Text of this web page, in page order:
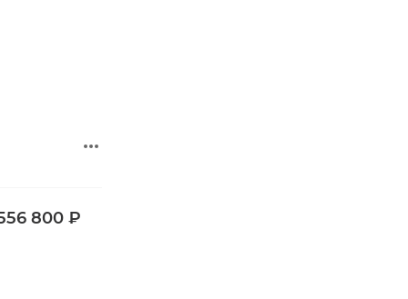
800 ₽